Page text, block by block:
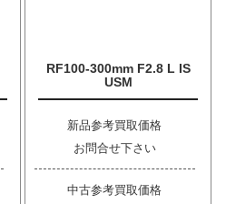
RF100-300mm F2.8 L IS
USM
新品参考買取価格
お問合せ下さい
中古参考買取価格